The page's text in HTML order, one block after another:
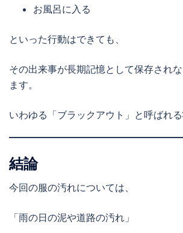
お風呂に入る
といった行動はできても、
その出来事が長期記憶として保存され
ます。
いわゆる「ブラックアウト」と呼ばれる
結論
今回の服の汚れについては、
「雨の日の泥や道路の汚れ」